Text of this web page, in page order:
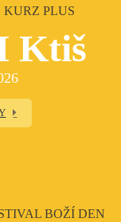
PLUS
Ktiš
BOŽÍ DEN